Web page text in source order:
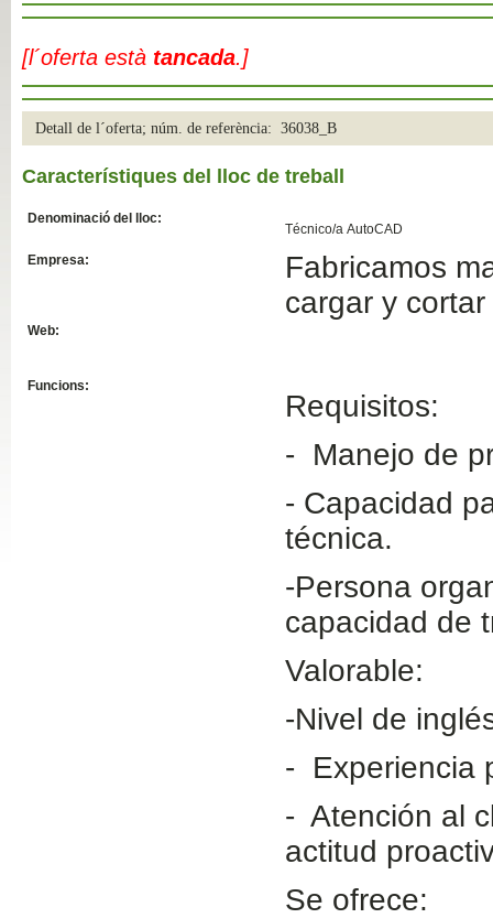
[l´oferta està tancada.]
Detall de l´oferta; núm. de referència: 36038_B
Característiques del lloc de treball
Denominació del lloc:
Técnico/a AutoCAD
Empresa:
Fabricamos
cargar y
Web:
Funcions:
Requisitos:
- Manejo de
- Capacidad
técnica.
-Persona
capacidad de
Valorable:
-Nivel de
- Experiencia
- Atención al
actitud
Se ofrece: